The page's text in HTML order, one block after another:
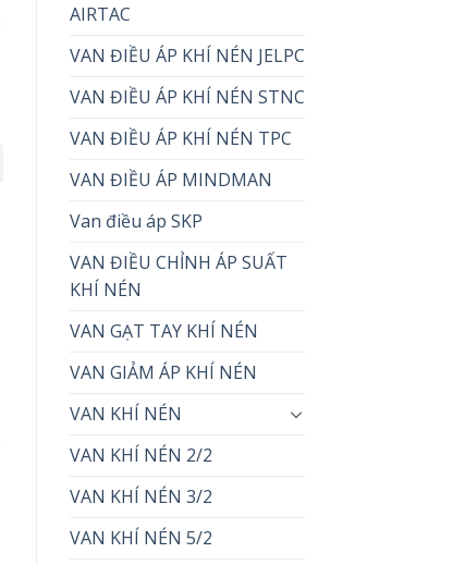
AIRTAC
VAN ĐIỀU ÁP KHÍ NÉN JELPC
VAN ĐIỀU ÁP KHÍ NÉN STNC
VAN ĐIỀU ÁP KHÍ NÉN TPC
VAN ĐIỀU ÁP MINDMAN
Van điều áp SKP
VAN ĐIỀU CHỈNH ÁP SUẤT
KHÍ NÉN
VAN GẠT TAY KHÍ NÉN
VAN GIẢM ÁP KHÍ NÉN
VAN KHÍ NÉN
VAN KHÍ NÉN 2/2
VAN KHÍ NÉN 3/2
VAN KHÍ NÉN 5/2